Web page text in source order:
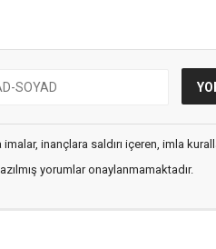
inançlara saldırı içeren, imla
yorumlar onaylanmamaktadır.